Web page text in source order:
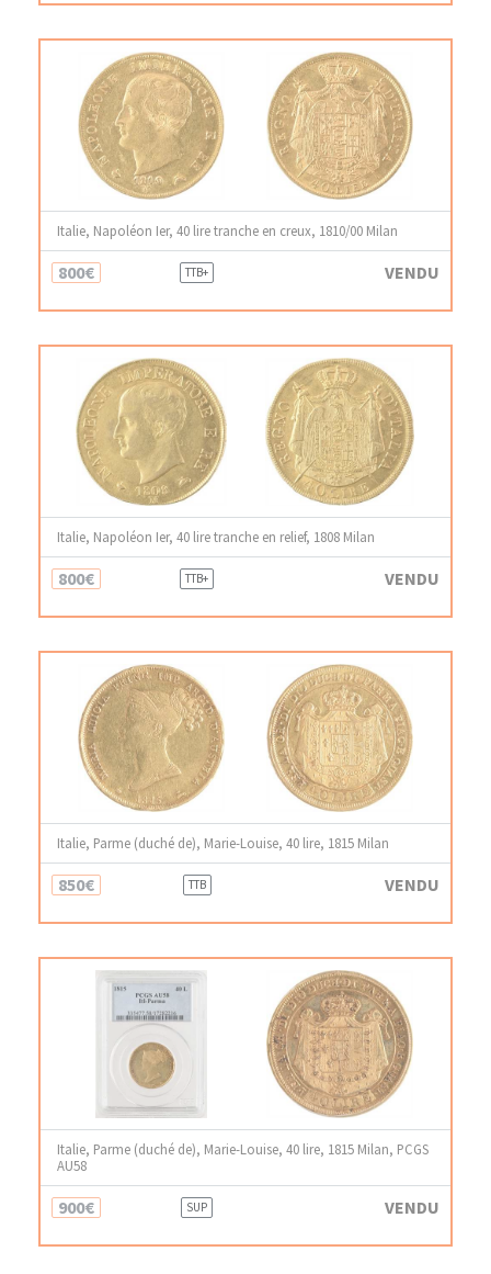
Italie, Napoléon Ier, 40 lire tranche en creux, 1810/00 Milan
800€ TTB+ VENDU
Italie, Napoléon Ier, 40 lire tranche en relief, 1808 Milan
800€ TTB+ VENDU
Italie, Parme (duché de), Marie-Louise, 40 lire, 1815 Milan
850€ TTB VENDU
Italie, Parme (duché de), Marie-Louise, 40 lire, 1815 Milan, PCGS
AU58
900€ SUP VENDU